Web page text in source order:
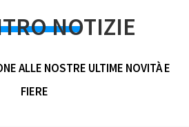
NOTIZIE
ALLE NOSTRE ULTIME NOVITÀ E
FIERE